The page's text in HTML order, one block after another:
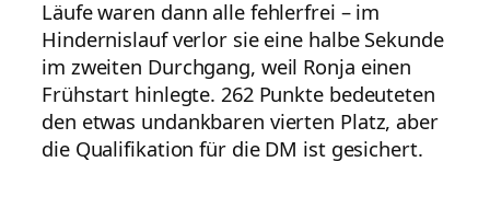
Läufe waren dann alle fehlerfrei – im
Hindernislauf verlor sie eine halbe Sekunde
im zweiten Durchgang, weil Ronja einen
Frühstart hinlegte. 262 Punkte bedeuteten
den etwas undankbaren vierten Platz, aber
die Qualifikation für die DM ist gesichert.